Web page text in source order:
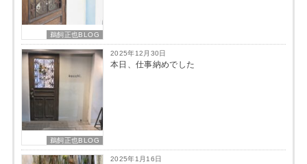
鵜飼正也BLOG
鵜飼正也BLOG
2025年12月30日
本日、仕事納めでした
2025年1月16日